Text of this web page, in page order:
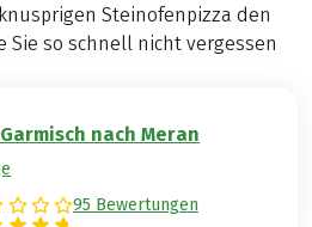
Steinofenpizza den
Sie so schnell nicht vergessen
nach Meran
95 Bewertungen